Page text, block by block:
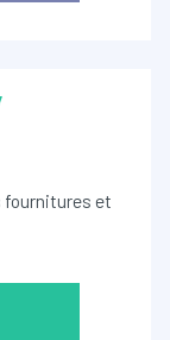
fournitures et